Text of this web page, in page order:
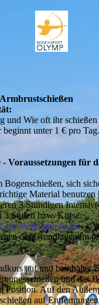
und Wie oft ihr
beginnt unter 1 € pro Tag.
Voraussetzungen für
Bogenschießen, sich
Material benutzen
3 Stündigen
3 Stufen bzw. Kurse:
der Grundlagen im
auf und beinhaltet
und das
Position. Auf den
auf